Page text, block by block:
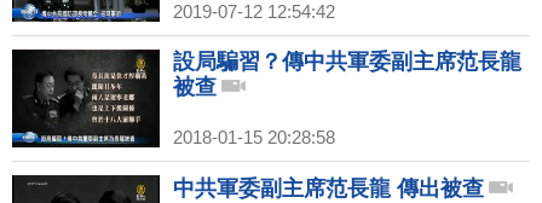
2019-07-12 12:54:42
設局騙習？傳中共軍委副主席范長龍
被查
2018-01-15 20:28:58
中共軍委副主席范長龍 傳出被查